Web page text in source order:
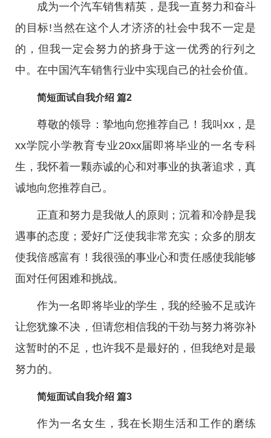
成为一个汽车销售精英，是我一直努力和奋斗
的目标!当然在这个人才济济的社会中我不一定是
的，但我一定会努力的挤身于这一优秀的行列之
中。在中国汽车销售行业中实现自己的社会价值。
简短面试自我介绍 篇2
尊敬的领导：挚地向您推荐自己！我叫xx，是
xx学院小学教育专业20xx届即将毕业的一名专科
生，我怀着一颗赤诚的心和对事业的执著追求，真
诚地向您推荐自己。
正直和努力是我做人的原则；沉着和冷静是我
遇事的态度；爱好广泛使我非常充实；众多的朋友
使我倍感富有！我很强的事业心和责任感使我能够
面对任何困难和挑战。
作为一名即将毕业的学生，我的经验不足或许
让您犹豫不决，但请您相信我的干劲与努力将弥补
这暂时的不足，也许我不是最好的，但我绝对是最
努力的。
简短面试自我介绍 篇3
作为一名女生，我在长期生活和工作的磨练